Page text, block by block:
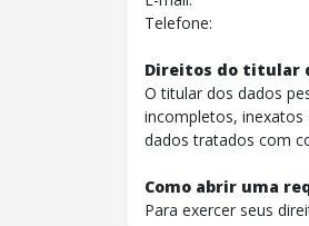
Telefone:
Direitos do titular
O titular dos dados
incompletos, inexatos
dados tratados com
Como abrir uma
Para exercer seus